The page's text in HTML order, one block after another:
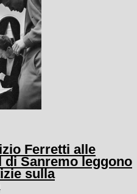
Ferretti alle
di Sanremo leggono
sulla